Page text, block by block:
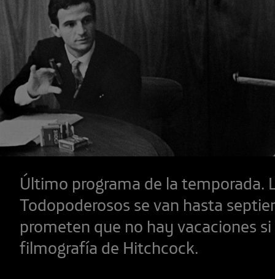
Último programa de la temporada.
Todopoderosos se van hasta
prometen que no hay vacaciones
filmografía de Hitchcock.